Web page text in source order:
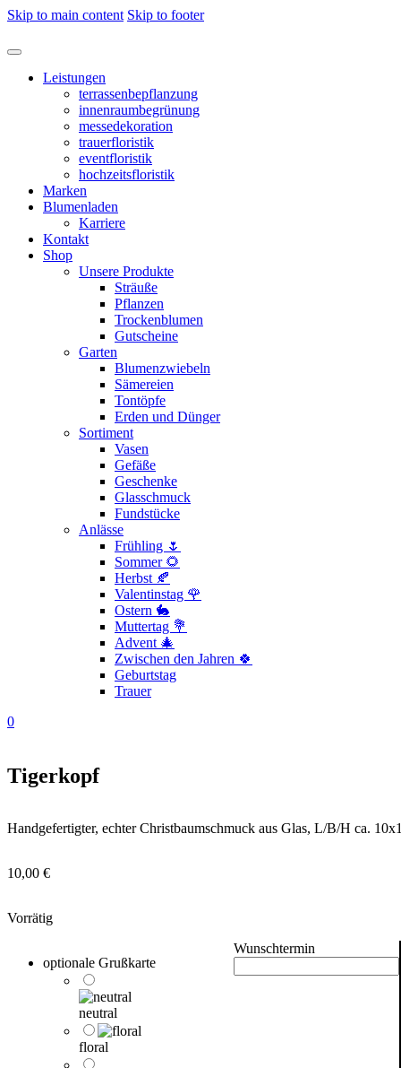
Skip to main content Skip to footer
Leistungen
terrassenbepflanzung
innenraumbegrünung
messedekoration
trauerfloristik
eventfloristik
hochzeitsfloristik
Marken
Blumenladen
Karriere
Kontakt
Shop
Unsere Produkte
Sträuße
Pflanzen
Trockenblumen
Gutscheine
Garten
Blumenzwiebeln
Sämereien
Tontöpfe
Erden und Dünger
Sortiment
Vasen
Gefäße
Geschenke
Glasschmuck
Fundstücke
Anlässe
Frühling 🌷
Sommer 🌻
Herbst 🍂
Valentinstag 🌹
Ostern 🐇
Muttertag 💐
Advent 🎄
Zwischen den Jahren 🍀
Geburtstag
Trauer
0
Tigerkopf
Handgefertigter, echter Christbaumschmuck aus Glas, L/B/H ca.
10,00 €
Vorrätig
optionale Grußkarte
neutral
floral
Wunschtermin